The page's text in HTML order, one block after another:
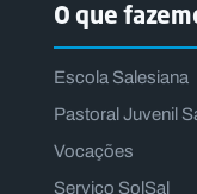
O que
Escola Salesiana
Pastoral Juvenil
Vocações
Serviço SolSal